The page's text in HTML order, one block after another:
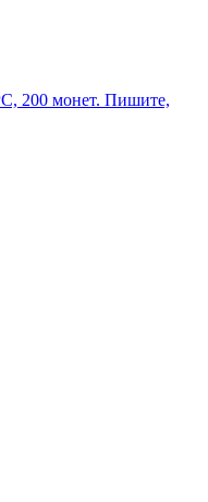
200 монет. Пишите,